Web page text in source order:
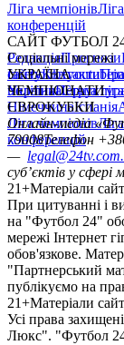
Ліга чемпіонів
конференцій
САЙТ ФУТБОЛ
РедакціяПрогнози
сайтуКонтакти
політика
Соціальні мережі
facebookxyoutube
УКРАЇНА
УкраїнаПерша ліга
ЧЕМПІОНАТИ
НімеччинаІспанія
ЄВРОКУБКИ
Ліга чемпіонів
конференцій
Онлайн-медіа
79008Телефон
—
суб’єктів у сфері
21+Матеріали
При цитуванні і
на "Футбол 24"
мережі Інтернет
обов'язкове.
"Партнерський
публікуємо на
21+Матеріали
Усi права
Люкс". "Футбол